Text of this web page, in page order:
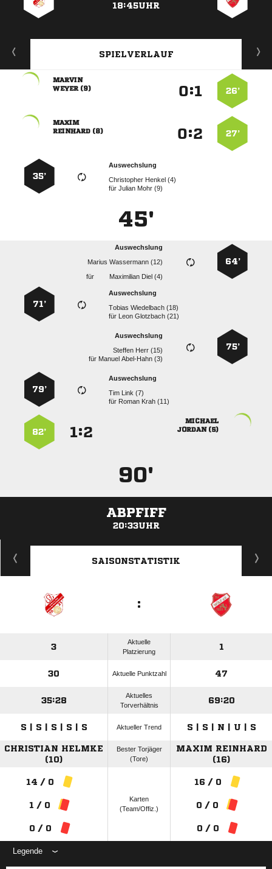
18:45UHR
SPIELVERLAUF
26’
:

 
27’
:

 
Auswechslung
  
für  
35’
45'
64’
Auswechslung
  
für
  
Auswechslung
  
für   
71’
75’
Auswechslung
  
für   
Auswechslung
  
für   
79’

 
:
82’
90'
ABPFIFF
20:33UHR
ANZEIGE
SAISONSTATISTIK
:
3
Aktuelle
Platzierung
1
30 Aktuelle Punktzahl 47
35:28
Aktuelles
Torverhältnis
69:20
S | S | S | S | S Aktueller Trend S | S | N | U | S
CHRISTIAN HELMKE
(10)
Bester Torjäger
(Tore)
MAXIM REINHARD
(16)
14 / 0
1 / 0
0 / 0
Karten
(Team/Offiz.)
16 / 0
0 / 0
0 / 0
Legende
ANZEIGE